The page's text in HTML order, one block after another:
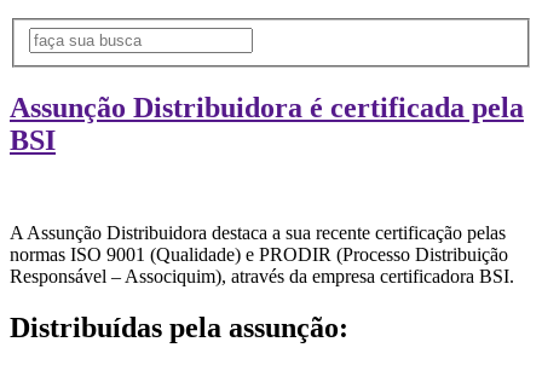
Assunção Distribuidora é certificada pela
BSI
A Assunção Distribuidora destaca a sua recente certificação pelas
normas ISO 9001 (Qualidade) e PRODIR (Processo Distribuição
Responsável – Associquim), através da empresa certificadora BSI.
Distribuídas pela assunção: